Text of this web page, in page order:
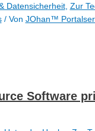
Datensicherheit, Zur
/ Von JOhan™
Software